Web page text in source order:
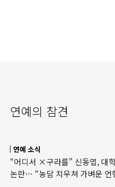
연예의 참견
연예 소식
“어디서 ×구라를” 신동엽, 대
논란… “농담 치우쳐 가벼운 언